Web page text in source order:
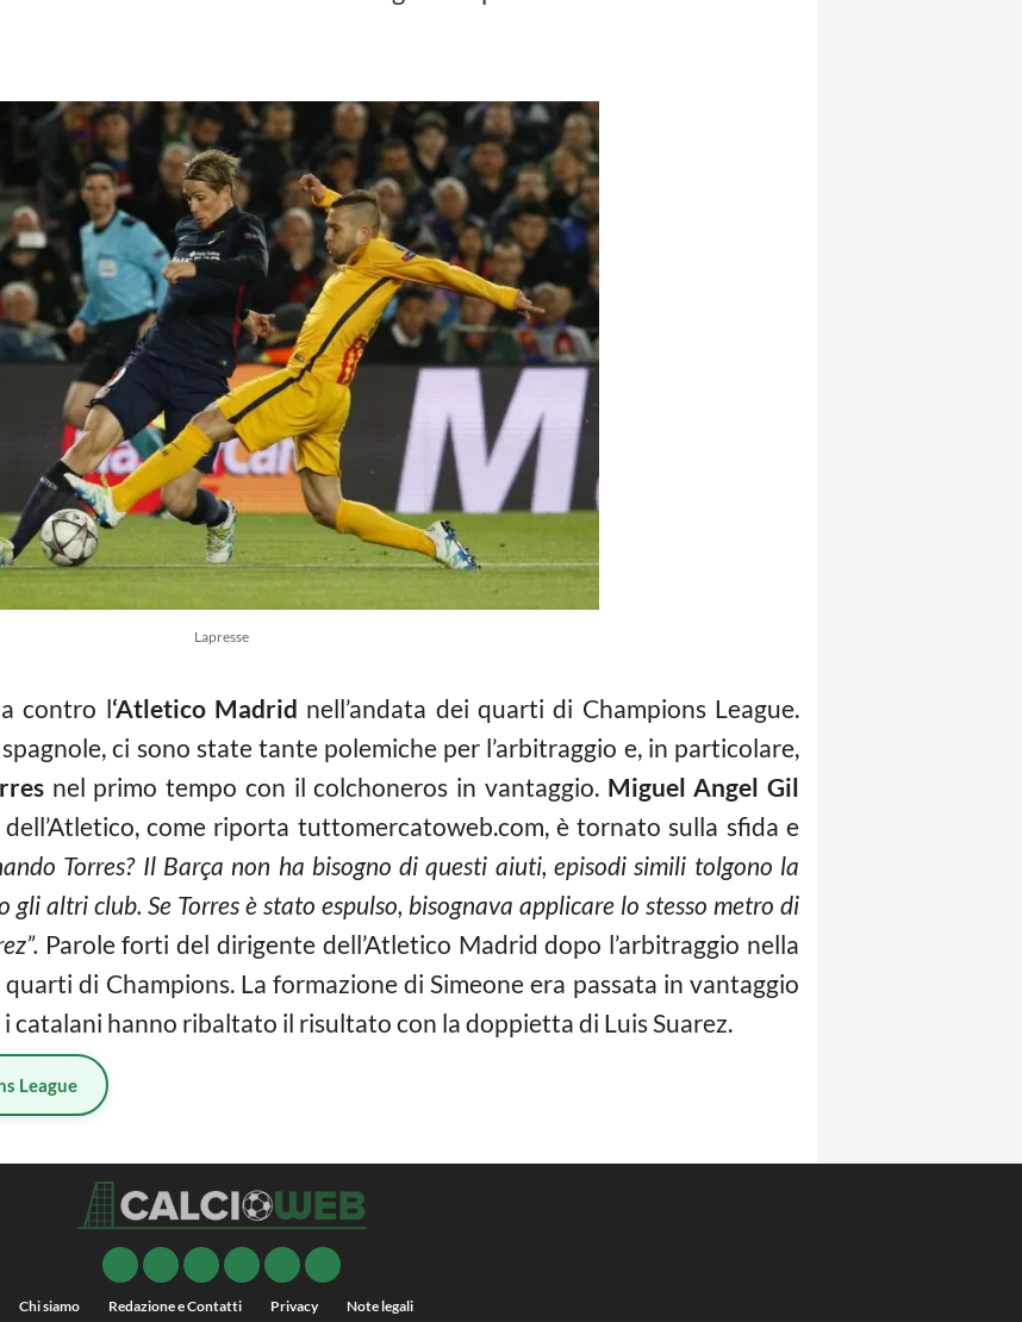
Lapresse
contro l‘Atletico Madrid nell’andata dei quarti di Champions League.
ci sono state tante polemiche per l’arbitraggio e, in particolare,
nel primo tempo con il colchoneros in vantaggio. Miguel Angel Gil
come riporta tuttomercatoweb.com, è tornato sulla sfida e
Torres? Il Barça non ha bisogno di questi aiuti, episodi simili tolgono la
altri club. Se Torres è stato espulso, bisognava applicare lo stesso metro di
Parole forti del dirigente dell’Atletico Madrid dopo l’arbitraggio nella
di Champions. La formazione di Simeone era passata in vantaggio
catalani hanno ribaltato il risultato con la doppietta di Luis Suarez.
League
Chi siamo Redazione e Contatti Privacy Note legali